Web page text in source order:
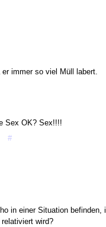
immer so viel Müll labert.
Sex OK? Sex!!!!
#
in einer Situation befinden,
wird?